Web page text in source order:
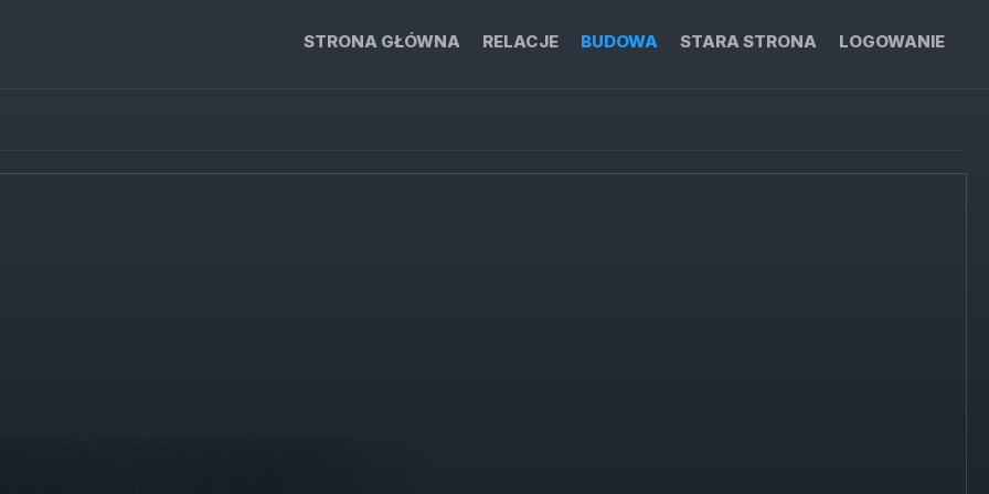
STRONA GŁÓWNA RELACJE BUDOWA STARA STRONA LOGOWANIE